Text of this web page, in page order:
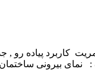
پیاده رو ,
بیرونی